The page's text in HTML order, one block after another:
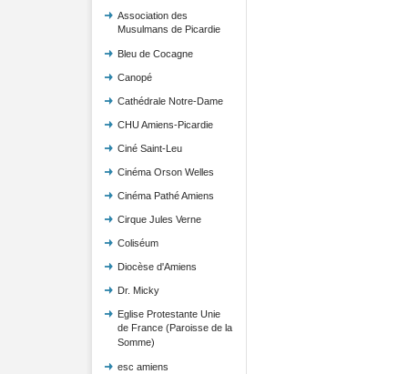
Association des
Musulmans de Picardie
Bleu de Cocagne
Canopé
Cathédrale Notre-Dame
CHU Amiens-Picardie
Ciné Saint-Leu
Cinéma Orson Welles
Cinéma Pathé Amiens
Cirque Jules Verne
Coliséum
Diocèse d'Amiens
Dr. Micky
Eglise Protestante Unie
de France (Paroisse de la
Somme)
esc amiens